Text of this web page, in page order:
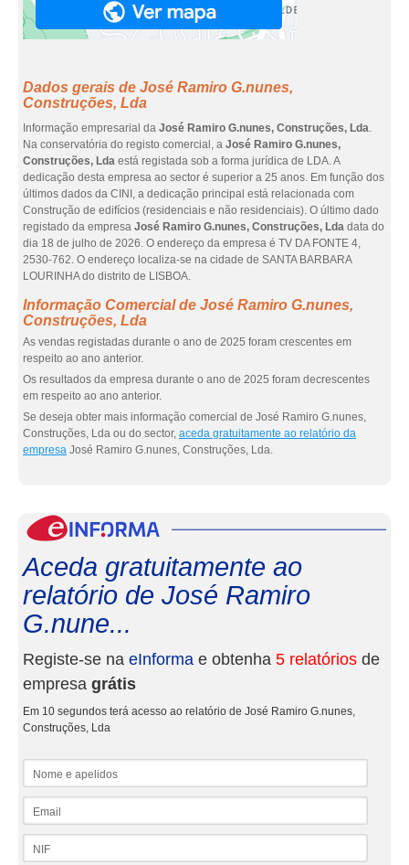
Dados gerais de José Ramiro G.nunes,
Construções, Lda
Informação empresarial da José Ramiro G.nunes, Construções, Lda.
Na conservatória do registo comercial, a José Ramiro G.nunes,
Construções, Lda está registada sob a forma jurídica de LDA. A
dedicação desta empresa ao sector é superior a 25 anos. Em função dos
últimos dados da CINI, a dedicação principal está relacionada com
Construção de edifícios (residenciais e não residenciais). O último dado
registado da empresa José Ramiro G.nunes, Construções, Lda data do
dia 18 de julho de 2026. O endereço da empresa é TV DA FONTE 4,
2530-762. O endereço localiza-se na cidade de SANTA BARBARA
LOURINHA do distrito de LISBOA.
Informação Comercial de José Ramiro G.nunes,
Construções, Lda
As vendas registadas durante o ano de 2025 foram crescentes em
respeito ao ano anterior.
Os resultados da empresa durante o ano de 2025 foram decrescentes
em respeito ao ano anterior.
Se deseja obter mais informação comercial de José Ramiro G.nunes,
Construções, Lda ou do sector, aceda gratuitamente ao relatório da
empresa José Ramiro G.nunes, Construções, Lda.
Aceda gratuitamente ao
relatório de José Ramiro
G.nune...
Registe-se na eInforma e obtenha 5 relatórios de
empresa grátis
Em 10 segundos terá acesso ao relatório de José Ramiro G.nunes,
Construções, Lda